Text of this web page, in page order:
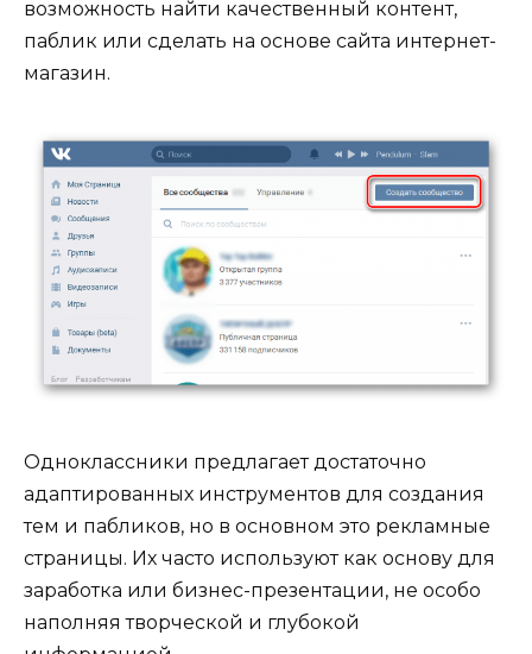
возможность найти качественный контент,
паблик или сделать на основе сайта интернет-
магазин.
Одноклассники предлагает достаточно
адаптированных инструментов для создания
тем и пабликов, но в основном это рекламные
страницы. Их часто используют как основу для
заработка или бизнес-презентации, не особо
наполняя творческой и глубокой